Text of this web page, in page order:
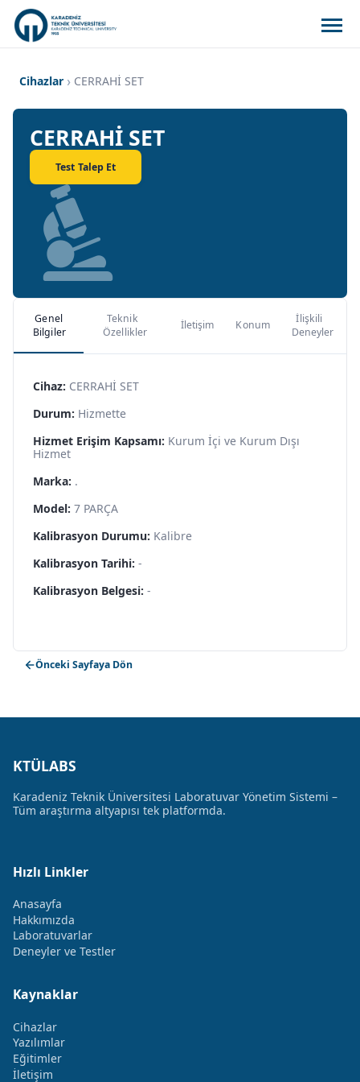
Cihazlar CERRAHİ SET
CERRAHİ SET
Test Talep Et
Genel
Bilgiler
Teknik
Özellikler
İletişim Konum
İlişkili
Deneyler
Cihaz: CERRAHİ SET
Durum: Hizmette
Hizmet Erişim Kapsamı: Kurum İçi ve Kurum Dışı
Hizmet
Marka: .
Model: 7 PARÇA
Kalibrasyon Durumu: Kalibre
Kalibrasyon Tarihi: -
Kalibrasyon Belgesi: -
Önceki Sayfaya Dön
KTÜLABS
Karadeniz Teknik Üniversitesi Laboratuvar Yönetim Sistemi –
Tüm araştırma altyapısı tek platformda.
Hızlı Linkler
Anasayfa
Hakkımızda
Laboratuvarlar
Deneyler ve Testler
Kaynaklar
Cihazlar
Yazılımlar
Eğitimler
İletişim